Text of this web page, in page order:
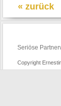
« zurück
Seriöse
Copyright